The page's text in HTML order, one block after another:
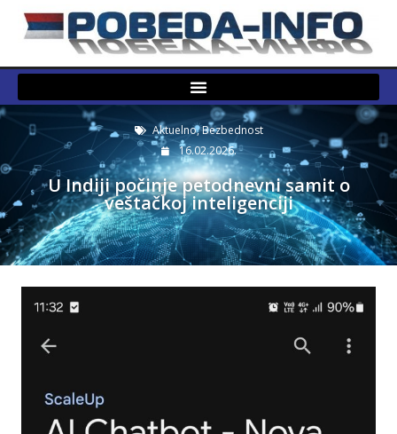
Aktuelno,Bezbednost
16.02.2026.
U Indiji počinje petodnevni samit o
veštačkoj inteligenciji